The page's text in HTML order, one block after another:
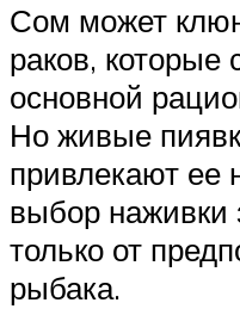
Сом может
раков, которые
основной
Но живые
привлекают ее
выбор наживки
только от
рыбака.